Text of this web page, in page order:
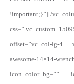
!important;}”][/
offset=”vc_col-lg-4
awesome-14×14-
icon_color_bg=””